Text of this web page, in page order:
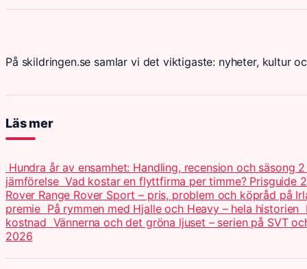
På skildringen.se samlar vi det viktigaste: nyheter, kultur
Läs mer
Hundra år av ensamhet: Handling, recension och säsong
jämförelse Vad kostar en flyttfirma per timme? Prisguide
Rover Range Rover Sport – pris, problem och köpråd på
premie På rymmen med Hjalle och Heavy – hela historien
kostnad Vännerna och det gröna ljuset – serien på SVT
2026